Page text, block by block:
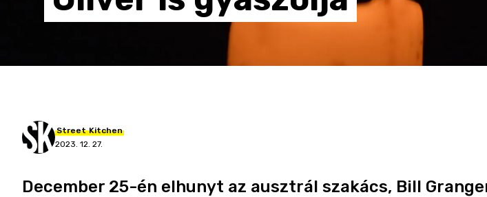
Street Kitchen
2023. 12. 27.
December 25-én elhunyt az ausztrál szakács, Bill